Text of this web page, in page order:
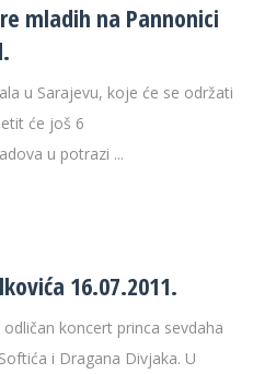
mladih na Pannonici
u Sarajevu, koje će se održati
će još 6
u potrazi ...
16.07.2011.
koncert princa sevdaha
i Dragana Divjaka. U